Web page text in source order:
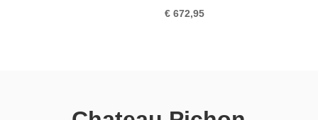
€ 672,95